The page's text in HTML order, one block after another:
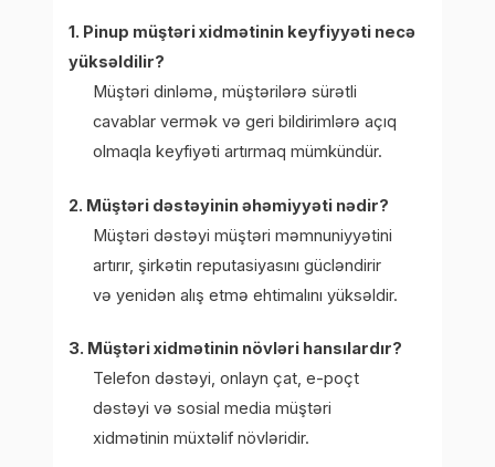
1. Pinup müştəri xidmətinin keyfiyyəti necə
yüksəldilir?
Müştəri dinləmə, müştərilərə sürətli
cavablar vermək və geri bildirimlərə açıq
olmaqla keyfiyəti artırmaq mümkündür.
2. Müştəri dəstəyinin əhəmiyyəti nədir?
Müştəri dəstəyi müştəri məmnuniyyətini
artırır, şirkətin reputasiyasını gücləndirir
və yenidən alış etmə ehtimalını yüksəldir.
3. Müştəri xidmətinin növləri hansılardır?
Telefon dəstəyi, onlayn çat, e-poçt
dəstəyi və sosial media müştəri
xidmətinin müxtəlif növləridir.